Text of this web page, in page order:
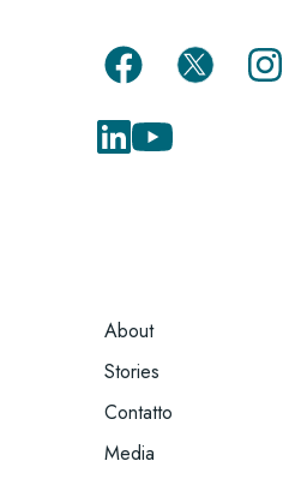
FOOTER
MENU
About
Stories
Contatto
Media